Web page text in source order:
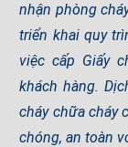
nhận phòng
triển khai quy
việc cấp Giấy
khách hàng.
cháy chữa cháy
chóng, an toàn